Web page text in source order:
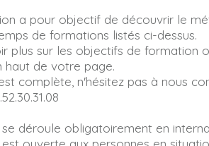
a pour objectif de découvrir le
de formations listés ci-dessus.
plus sur les objectifs de formation
haut de votre page.
complète, n'hésitez pas à nous
déroule obligatoirement en